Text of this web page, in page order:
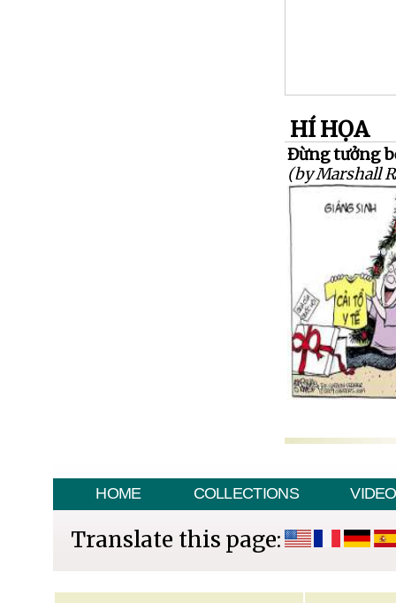
HÍ HỌA
Đừng tưởng
(by Marshall
HOME COLLECTIONS VIDEO
Translate this page: